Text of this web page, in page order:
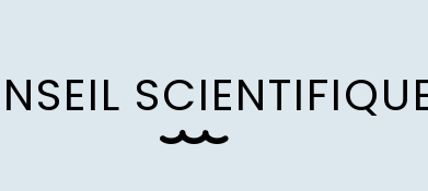
NSEIL SCIENTIFIQU